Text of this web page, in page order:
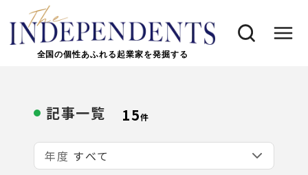
全国の個性あふれる起業家を発掘する
記事一覧 15件
年度